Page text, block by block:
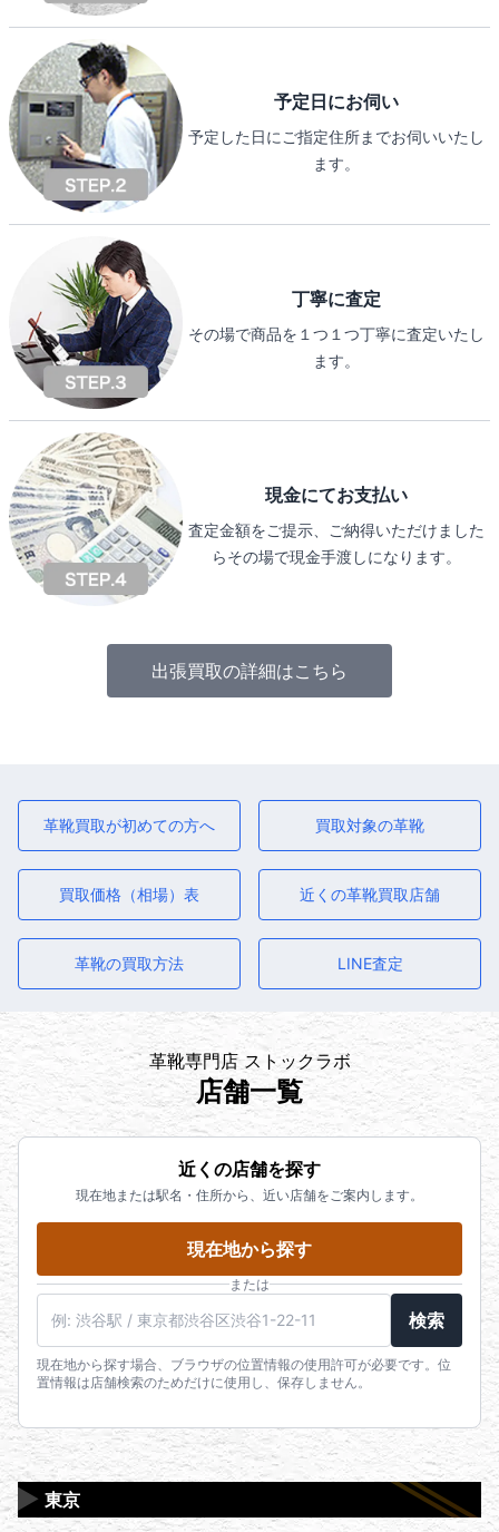
予定日にお伺い
予定した日にご指定住所までお伺いいたし
ます。
丁寧に査定
その場で商品を１つ１つ丁寧に査定いたし
ます。
現金にてお支払い
査定金額をご提示、ご納得いただけました
らその場で現金手渡しになります。
出張買取の詳細はこちら
革靴買取が初めての方へ 買取対象の革靴
買取価格（相場）表 近くの革靴買取店舗
革靴の買取方法 LINE査定
革靴専門店 ストックラボ
店舗一覧
近くの店舗を探す
現在地または駅名・住所から、近い店舗をご案内します。
現在地から探す
または
検索
現在地から探す場合、ブラウザの位置情報の使用許可が必要です。位
置情報は店舗検索のためだけに使用し、保存しません。
東京
▶